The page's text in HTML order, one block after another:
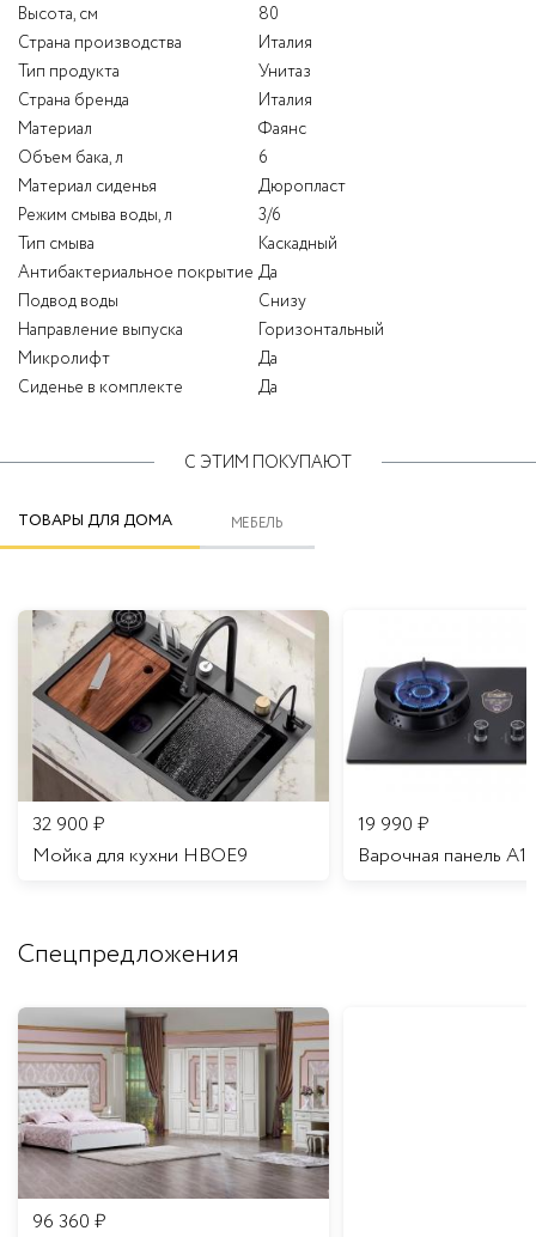
Высота, см
80
Страна производства
Италия
Тип продукта
Унитаз
Страна бренда
Италия
Материал
Фаянс
Объем бака, л
6
Материал сиденья
Дюропласт
Режим смыва воды, л
3/6
Тип смыва
Каскадный
Антибактериальное покрытие Да
Подвод воды
Снизу
Направление выпуска
Горизонтальный
Микролифт
Да
Сиденье в комплекте
Да
С ЭТИМ ПОКУПАЮТ
ТОВАРЫ ДЛЯ ДОМА МЕБЕЛЬ
32 900 ₽
Мойка для кухни HBOE9
19 990 ₽
Варочная панель A16
Спецпредложения
96 360 ₽